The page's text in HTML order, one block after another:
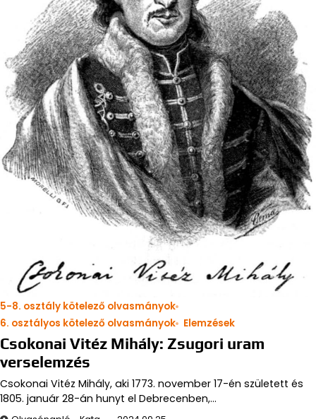
5-8. osztály kötelező olvasmányok
6. osztályos kötelező olvasmányok
Elemzések
Csokonai Vitéz Mihály: Zsugori uram
verselemzés
Csokonai Vitéz Mihály, aki 1773. november 17-én született és
1805. január 28-án hunyt el Debrecenben,…